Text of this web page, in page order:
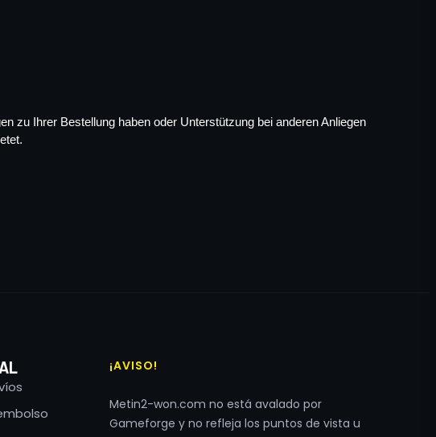
zu Ihrer Bestellung haben oder Unterstützung bei anderen Anliegen
¡AVISO!
Metin2-won.com no está avalado por
Gameforge y no refleja los puntos de vista u